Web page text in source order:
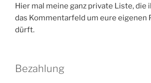
Hier mal meine ganz private Liste, die
das Kommentarfeld um eure eigenen
dürft.
Bezahlung